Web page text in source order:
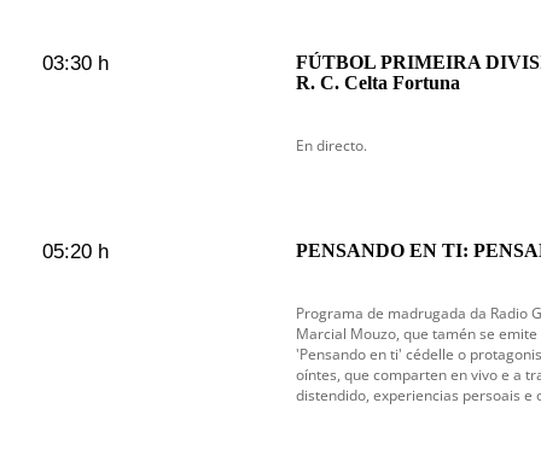
03:30 h
FÚTBOL PRIMEIRA
R. C. Celta Fortuna
En directo.
05:20 h PENSANDO EN TI:
Programa de madrugada da Radio
Marcial Mouzo, que tamén se
'Pensando en ti' cédelle o
oíntes, que comparten en vivo e a
distendido, experiencias persoais